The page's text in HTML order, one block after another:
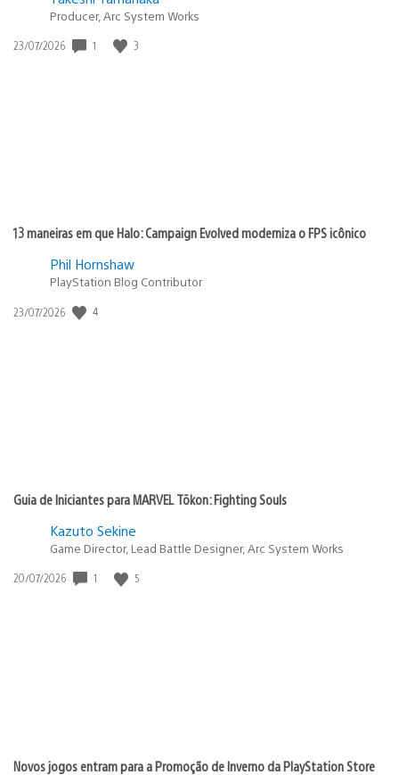
Producer, Arc System Works
Data
23/07/2026 1 3
13 maneiras em que Halo: Campaign Evolved moderniza o FPS icônico
Phil Hornshaw
PlayStation Blog Contributor
Data
23/07/2026 4
Guia de Iniciantes para MARVEL Tōkon: Fighting Souls
Kazuto Sekine
Game Director, Lead Battle Designer, Arc System Works
Data
20/07/2026 1 5
Novos jogos entram para a Promoção de Inverno da PlayStation Store